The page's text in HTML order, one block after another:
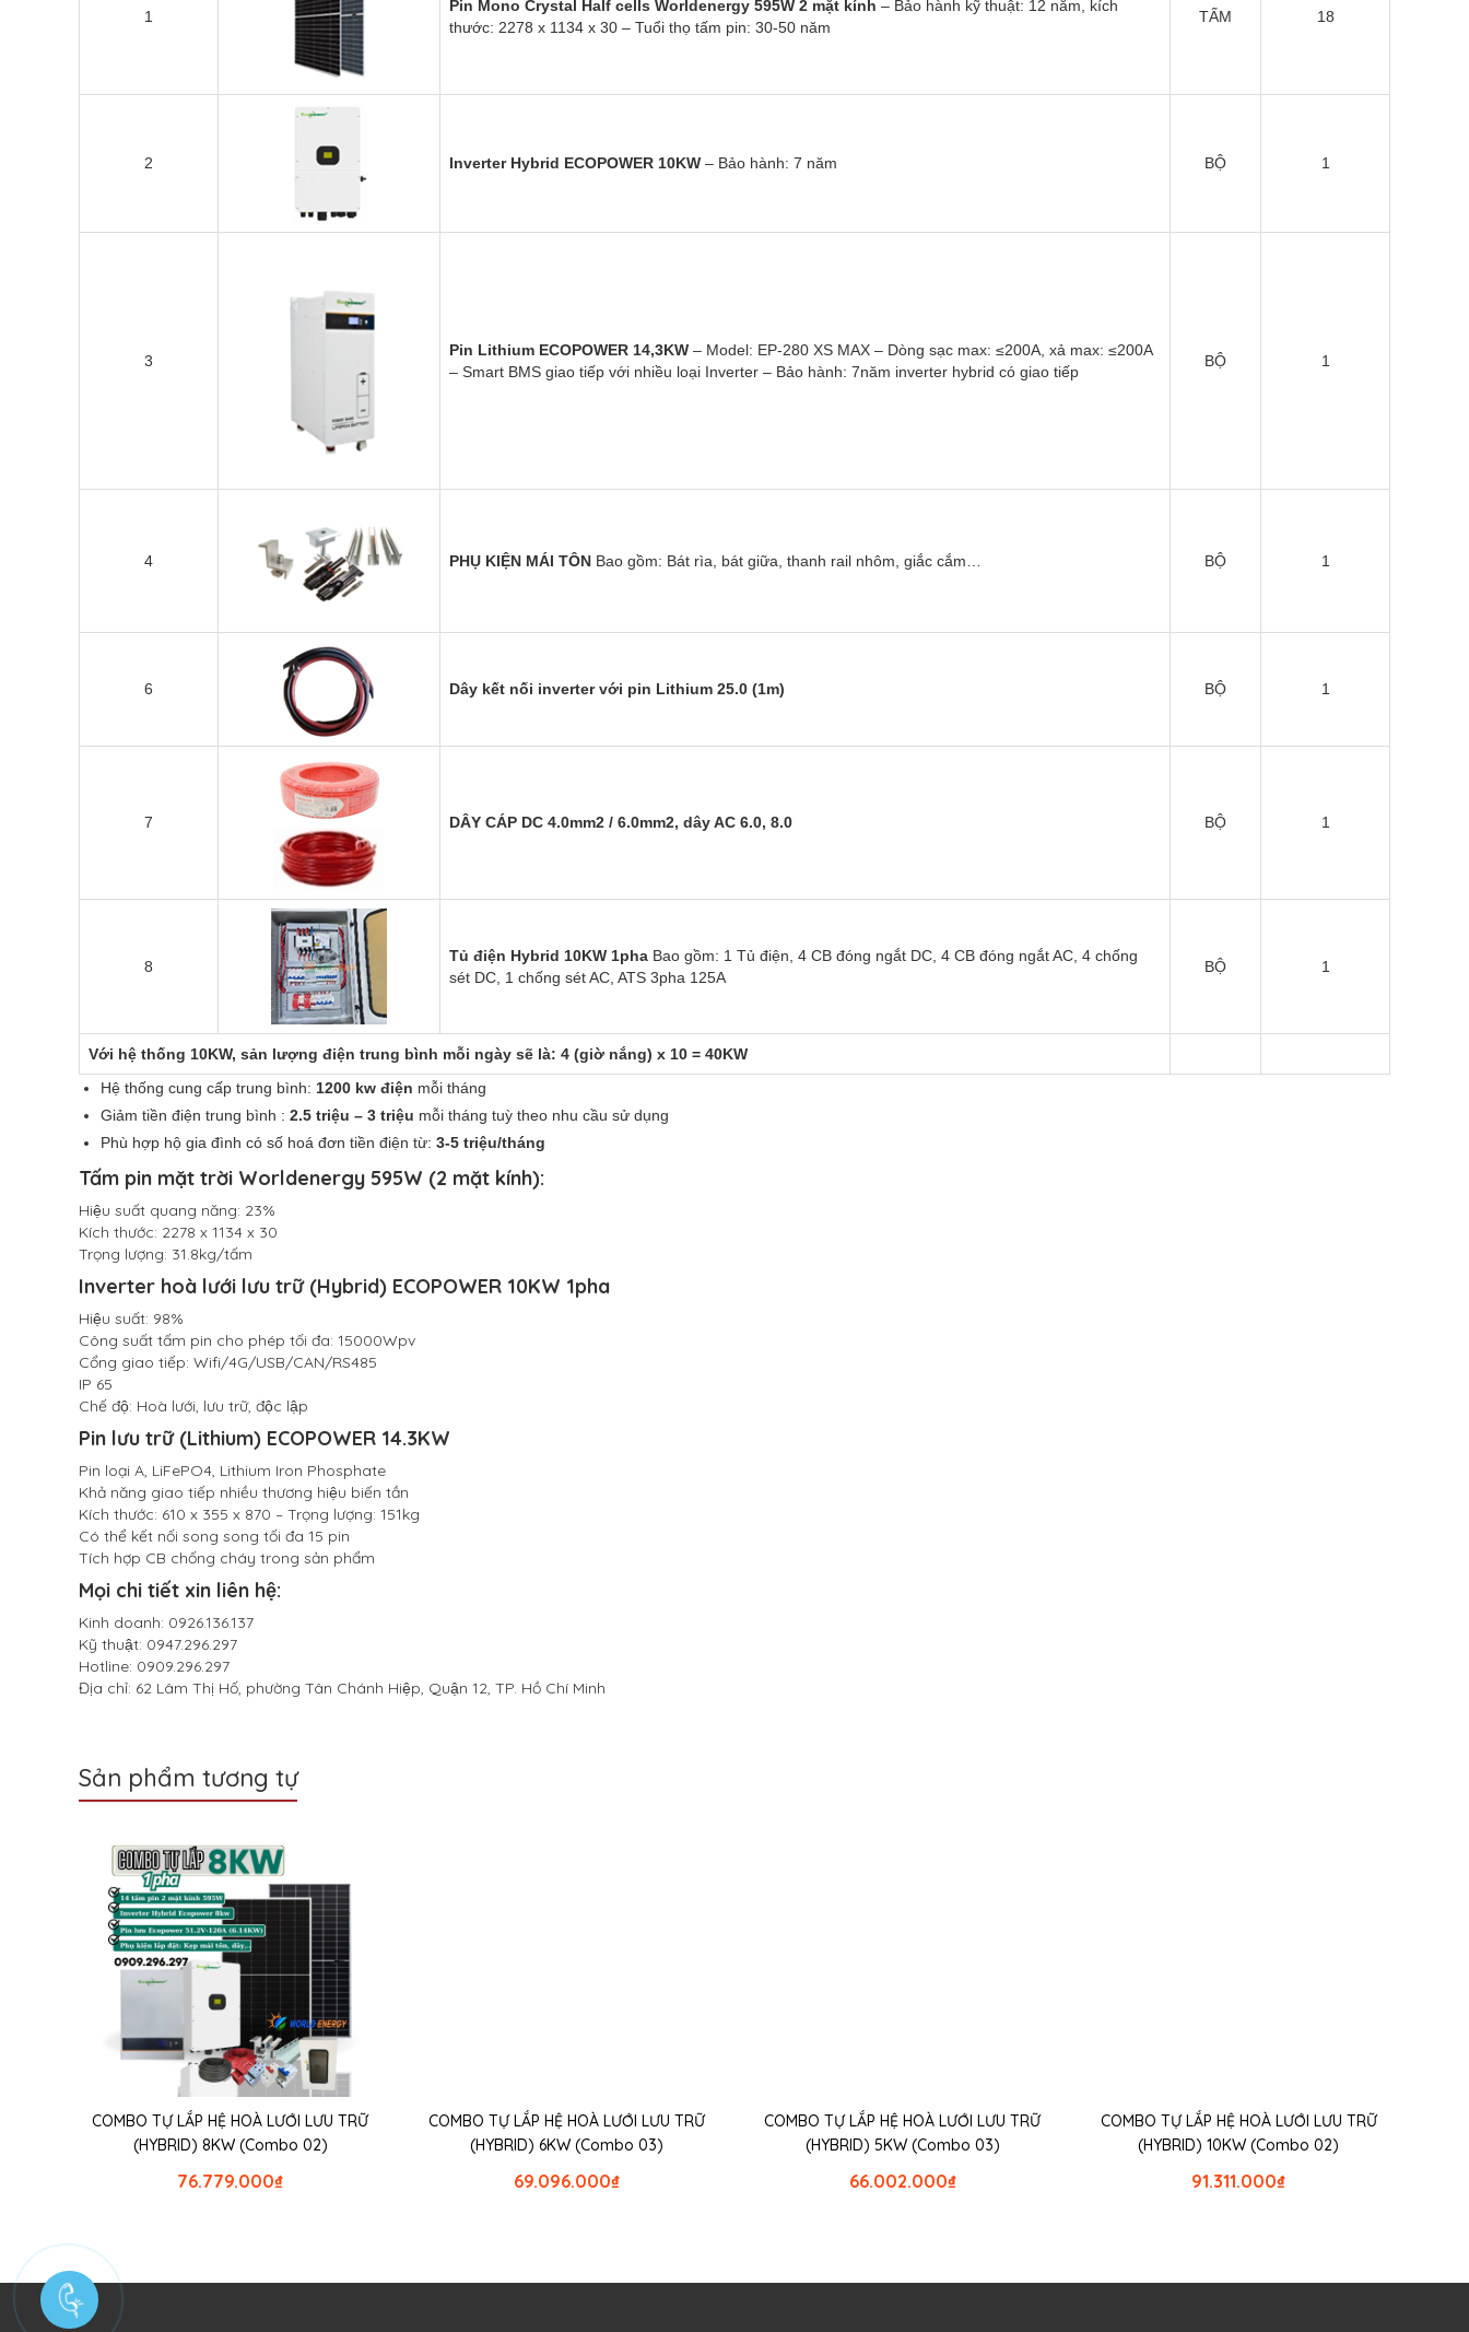
1
Pin Mono Crystal Half cells Worldenergy 595W 2 mặt kính – Bảo hành kỹ thuật: 12 năm, kích
thước: 2278 x 1134 x 30 – Tuổi thọ tấm pin: 30-50 năm
TẤM 18
2 Inverter Hybrid ECOPOWER 10KW – Bảo hành: 7 năm BỘ 1
3
Pin Lithium ECOPOWER 14,3KW – Model: EP-280 XS MAX – Dòng sạc max: ≤200A, xả max: ≤200A
– Smart BMS giao tiếp với nhiều loại Inverter – Bảo hành: 7năm inverter hybrid có giao tiếp
BỘ 1
4 PHỤ KIỆN MÁI TÔN Bao gồm: Bát rìa, bát giữa, thanh rail nhôm, giắc cắm… BỘ 1
6 Dây kết nối inverter với pin Lithium 25.0 (1m) BỘ 1
7 DÂY CÁP DC 4.0mm2 / 6.0mm2, dây AC 6.0, 8.0 BỘ 1
8
Tủ điện Hybrid 10KW 1pha Bao gồm: 1 Tủ điện, 4 CB đóng ngắt DC, 4 CB đóng ngắt AC, 4 chống
sét DC, 1 chống sét AC, ATS 3pha 125A
BỘ 1
Với hệ thống 10KW, sản lượng điện trung bình mỗi ngày sẽ là: 4 (giờ nắng) x 10 = 40KW
Hệ thống cung cấp trung bình: 1200 kw điện mỗi tháng
Giảm tiền điện trung bình : 2.5 triệu – 3 triệu mỗi tháng tuỳ theo nhu cầu sử dụng
Phù hợp hộ gia đình có số hoá đơn tiền điện từ: 3-5 triệu/tháng
Tấm pin mặt trời Worldenergy 595W (2 mặt kính):
Hiệu suất quang năng: 23%
Kích thước: 2278 x 1134 x 30
Trọng lượng: 31.8kg/tấm
Inverter hoà lưới lưu trữ (Hybrid) ECOPOWER 10KW 1pha
Hiệu suất: 98%
Công suất tấm pin cho phép tối đa: 15000Wpv
Cổng giao tiếp: Wifi/4G/USB/CAN/RS485
IP 65
Chế độ: Hoà lưới, lưu trữ, độc lập
Pin lưu trữ (Lithium) ECOPOWER 14.3KW
Pin loại A, LiFePO4, Lithium Iron Phosphate
Khả năng giao tiếp nhiều thương hiệu biến tần
Kích thước: 610 x 355 x 870 – Trọng lượng: 151kg
Có thể kết nối song song tối đa 15 pin
Tích hợp CB chống cháy trong sản phẩm
Mọi chi tiết xin liên hệ:
Kinh doanh: 0926.136.137
Kỹ thuật: 0947.296.297
Hotline: 0909.296.297
Địa chỉ: 62 Lâm Thị Hố, phường Tân Chánh Hiệp, Quận 12, TP. Hồ Chí Minh
Sản phẩm tương tự
COMBO TỰ LẮP HỆ HOÀ LƯỚI LƯU TRỮ
(HYBRID) 8KW (Combo 02)
₫
76.779.000
COMBO TỰ LẮP HỆ HOÀ LƯỚI LƯU TRỮ
(HYBRID) 6KW (Combo 03)
₫
69.096.000
COMBO TỰ LẮP HỆ HOÀ LƯỚI LƯU TRỮ
(HYBRID) 5KW (Combo 03)
₫
66.002.000
COMBO TỰ LẮP HỆ HOÀ LƯỚI LƯU TRỮ
(HYBRID) 10KW (Combo 02)
₫
91.311.000